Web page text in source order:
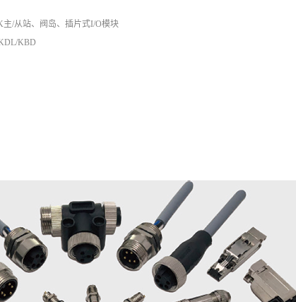
/从站、阀岛、插片式I/O模块
KBD